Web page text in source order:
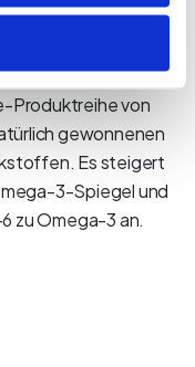
Produktreihe von
gewonnenen
Es steigert
3-Spiegel und
zu Omega-3 an.